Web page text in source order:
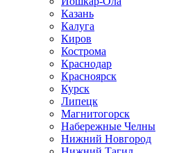
Казань
Калуга
Киров
Кострома
Краснодар
Красноярск
Курск
Липецк
Магнитогорск
Набережные Челны
Нижний Новгород